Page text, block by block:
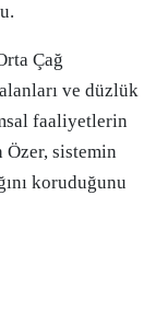
Çağ
ve düzlük
faaliyetlerin
Özer, sistemin
koruduğunu